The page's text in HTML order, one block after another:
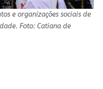
e organizações sociais de
Foto: Catiana de